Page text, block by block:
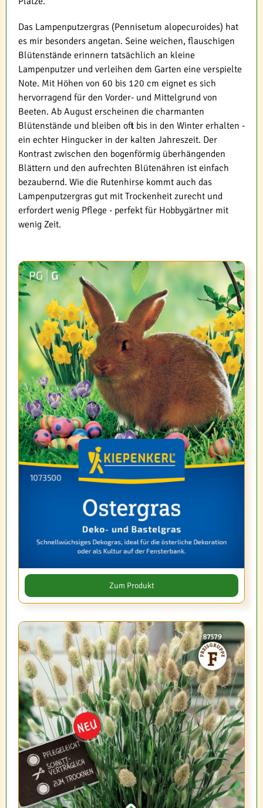
Das Lampenputzergras (Pennisetum alopecuroides) hat
es mir besonders angetan. Seine weichen, flauschigen
Blütenstände erinnern tatsächlich an kleine
Lampenputzer und verleihen dem Garten eine verspielte
Note. Mit Höhen von 60 bis 120 cm eignet es sich
hervorragend für den Vorder- und Mittelgrund von
Beeten. Ab August erscheinen die charmanten
Blütenstände und bleiben oft bis in den Winter erhalten -
ein echter Hingucker in der kalten Jahreszeit. Der
Kontrast zwischen den bogenförmig überhängenden
Blättern und den aufrechten Blütenähren ist einfach
bezaubernd. Wie die Rutenhirse kommt auch das
Lampenputzergras gut mit Trockenheit zurecht und
erfordert wenig Pflege - perfekt für Hobbygärtner mit
wenig Zeit.
Zum Produkt